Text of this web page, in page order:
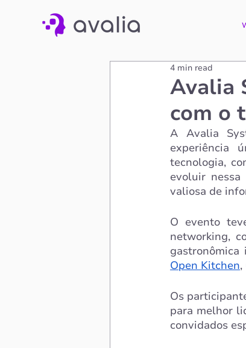
Avalia
com o
4 min read
A Avalia
experiência
tecnologia,
evoluir
valiosa de
O evento
networking,
Open Kitchen
Os
para melhor
convidados